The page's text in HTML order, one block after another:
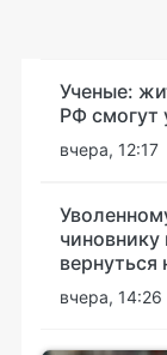
Ученые:
РФ смогут
вчера, 12:17
чиновнику
вчера, 14:26